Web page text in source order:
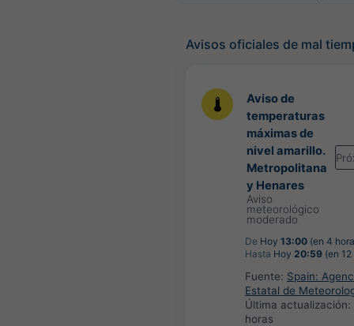
Avisos oficiales de mal
Aviso de
temperaturas
máximas de
nivel amarillo.
Metropolitana
y Henares
Aviso
meteorológico
moderado
De Hoy 13:00 (en 4
Hasta Hoy 20:59 (en
Fuente: Spain:
Estatal de
Última actualización:
horas